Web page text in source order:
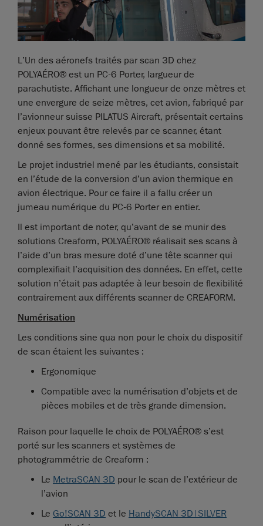
L’Un des aéronefs traités par scan 3D chez
POLYAÉRO® est un PC-6 Porter, largueur de
parachutiste. Affichant une longueur de onze mètres et
une envergure de seize mètres, cet avion, fabriqué par
l’avionneur suisse PILATUS Aircraft, présentait certains
enjeux pouvant être relevés par ce scanner, étant
donné ses formes, ses dimensions et sa mobilité.
Le projet industriel mené par les étudiants, consistait
en l’étude de la conversion d’un avion thermique en
avion électrique. Pour ce faire il a fallu créer un
jumeau numérique du PC-6 Porter en entier.
Il est important de noter, qu’avant de se munir des
solutions Creaform, POLYAÉRO® réalisait ses scans à
l’aide d’un bras mesure doté d’une tête scanner qui
complexifiait l’acquisition des données. En effet, cette
solution n’était pas adaptée à leur besoin de flexibilité
contrairement aux différents scanner de CREAFORM.
Numérisation
Les conditions sine qua non pour le choix du dispositif
de scan étaient les suivantes :
Ergonomique
Compatible avec la numérisation d’objets et de
pièces mobiles et de très grande dimension.
Raison pour laquelle le choix de POLYAÉRO® s’est
porté sur les scanners et systèmes de
photogrammétrie de Creaform :
Le MetraSCAN 3D pour le scan de l’extérieur de
l’avion
Le Go!SCAN 3D et le HandySCAN 3D|SILVER